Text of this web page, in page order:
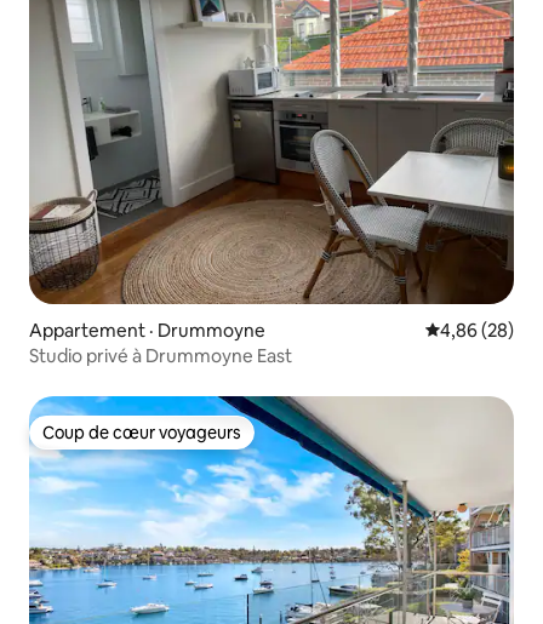
Appartement · Drummoyne Note
4,86 (28)
Studio privé à Drummoyne East
Coup de cœur voyageurs
Coup de cœur voyageurs